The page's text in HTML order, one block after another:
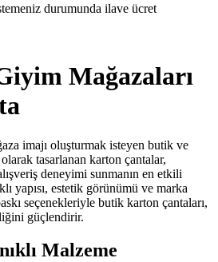
durumunda ilave ücret
Mağazaları
imajı oluşturmak isteyen butik ve
tasarlanan karton çantalar,
deneyimi sunmanın en etkili
yapısı, estetik görünümü ve marka
seçenekleriyle butik karton çantaları,
güçlendirir.
Malzeme